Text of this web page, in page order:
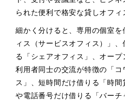
られた便利で格安な貸しオフィ
細かく分けると、専用の個室を
ィス（サービスオフィス）」
る「シェアオフィス」、オー
利用者同士の交流が特徴の「コ
ス」、短時間だけ借りる「時
や電話番号だけ借りる「バー